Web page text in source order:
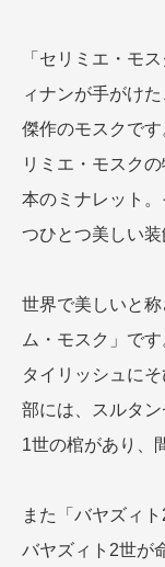
「セリミエ・モ
ィナンが手がけ
傑作のモスクで
リミエ・モスク
本のミナレット
つひとつ美しい装
世界で美しいと
ム・モスク」で
タイリッシュに
部には、スルタ
1世の棺があり、
また「バヤズィ
バヤズィト2世が